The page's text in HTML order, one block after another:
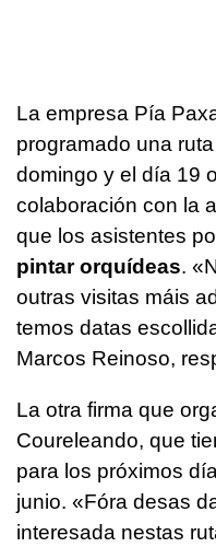
La empresa Pía
programado una
domingo y el día 19
colaboración con la
que los asistentes
pintar orquídeas.
outras visitas máis
temos datas
Marcos Reinoso,
La otra firma que
Coureleando, que
para los próximos
junio. «Fóra desas
interesada nestas